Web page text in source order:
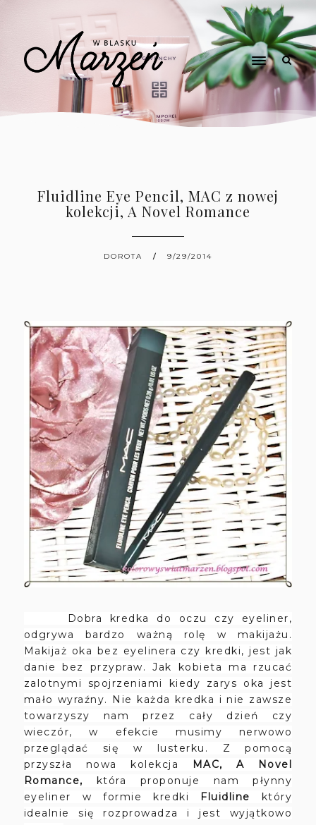
Fluidline Eye Pencil, MAC z nowej
kolekcji, A Novel Romance
DOROTA 9/29/2014
Dobra kredka do oczu czy eyeliner,
odgrywa bardzo ważną rolę w makijażu.
Makijaż oka bez eyelinera czy kredki, jest jak
danie bez przypraw. Jak kobieta ma rzucać
zalotnymi spojrzeniami kiedy zarys oka jest
mało wyraźny. Nie każda kredka i nie zawsze
towarzyszy nam przez cały dzień czy
wieczór, w efekcie musimy nerwowo
przeglądać się w lusterku. Z pomocą
przyszła nowa kolekcja
MAC,A Novel
Romance, która proponuje nampłynny
eyeliner w formie kredki Fluidline
który
idealnie się rozprowadza i jest wyjątkowo